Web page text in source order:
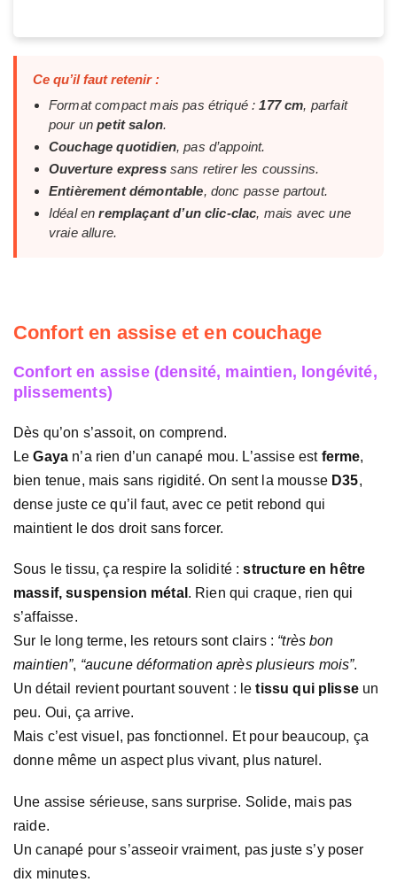
Ce qu’il faut retenir :
Format compact mais pas étriqué :177 cm, parfait
pour unpetit salon.
Couchage quotidien, pas d’appoint.
Ouverture expresssans retirer les coussins.
Entièrement démontable, donc passe partout.
Idéal enremplaçant d’un clic-clac, mais avec une
vraie allure.
Confort en assise et en couchage
Confort en assise (densité, maintien, longévité,
plissements)
Dès qu’on s’assoit, on comprend.
LeGaya n’a rien d’un canapé mou. L’assise est ferme,
bien tenue, mais sans rigidité. On sent la mousse D35,
dense juste ce qu’il faut, avec ce petit rebond qui
maintient le dos droit sans forcer.
Sous le tissu, ça respire la solidité :structure en hêtre
massif, suspension métal . Rien qui craque, rien qui
s’affaisse.
Sur le long terme, les retours sont clairs : “très bon
maintien”, “aucune déformation après plusieurs mois”.
Un détail revient pourtant souvent : letissu qui plisseun
peu. Oui, ça arrive.
Mais c’est visuel, pas fonctionnel. Et pour beaucoup, ça
donne même un aspect plus vivant, plus naturel.
Une assise sérieuse, sans surprise. Solide, mais pas
raide.
Un canapé pour s’asseoir vraiment, pas juste s’y poser
dix minutes.